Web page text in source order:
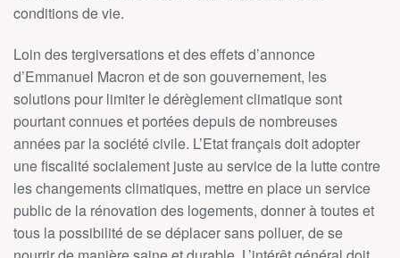
conditions de vie.
Loin des tergiversations et des effets d’annonce
d’Emmanuel Macron et de son gouvernement, les
solutions pour limiter le dérèglement climatique sont
pourtant connues et portées depuis de nombreuses
années par la société civile. L’Etat français doit adopter
une fiscalité socialement juste au service de la lutte contre
les changements climatiques, mettre en place un service
public de la rénovation des logements, donner à toutes et
tous la possibilité de se déplacer sans polluer, de se